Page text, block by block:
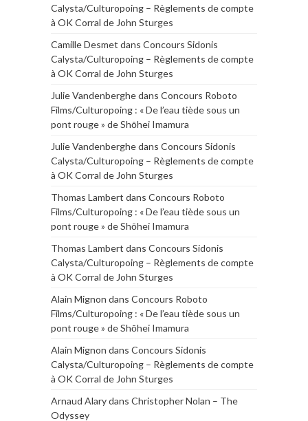
Calysta/Culturopoing – Règlements de compte
à OK Corral de John Sturges
Camille Desmet dans Concours Sidonis
Calysta/Culturopoing – Règlements de compte
à OK Corral de John Sturges
Julie Vandenberghedans Concours Roboto
Films/Culturopoing : « De l’eau tiède sous un
pont rouge » de Shōhei Imamura
Julie Vandenberghedans Concours Sidonis
Calysta/Culturopoing – Règlements de compte
à OK Corral de John Sturges
Thomas Lambert dans Concours Roboto
Films/Culturopoing : « De l’eau tiède sous un
pont rouge » de Shōhei Imamura
Thomas Lambert dans Concours Sidonis
Calysta/Culturopoing – Règlements de compte
à OK Corral de John Sturges
Alain Mignon dans Concours Roboto
Films/Culturopoing : « De l’eau tiède sous un
pont rouge » de Shōhei Imamura
Alain Mignon dans Concours Sidonis
Calysta/Culturopoing – Règlements de compte
à OK Corral de John Sturges
Arnaud Alarydans Christopher Nolan – The
Odyssey